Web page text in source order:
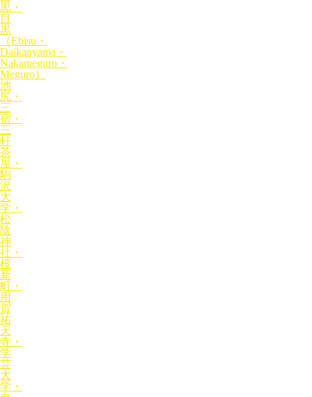
黒・
目
黒
（Ebisu・
Daikanyama・
Nakameguro・
Meguro）
池
尻・
三
宿・
三
軒
茶
屋・
駒
沢
大
学・
松
陰
神
社・
桜
新
町・
用
賀
祐
天
寺・
学
芸
大
学・